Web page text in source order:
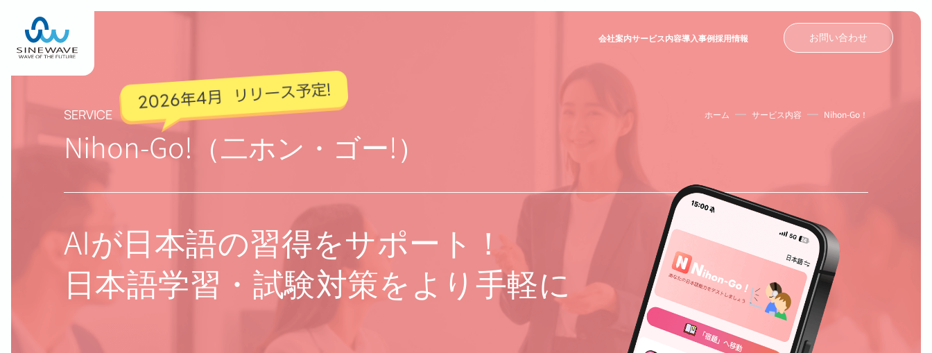
会社案内サービス内容導入事例採用情報 お問い合わせ
ホーム サービス内容 Nihon-Go！
SERVICE
Nihon-Go!（二ホン・ゴー!）
AIが日本語の習得をサポート！
日本語学習・試験対策をより手軽に